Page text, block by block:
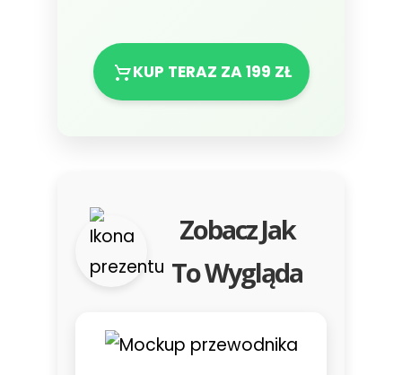
KUP TERAZ ZA 199 ZŁ
Zobacz Jak
To Wygląda